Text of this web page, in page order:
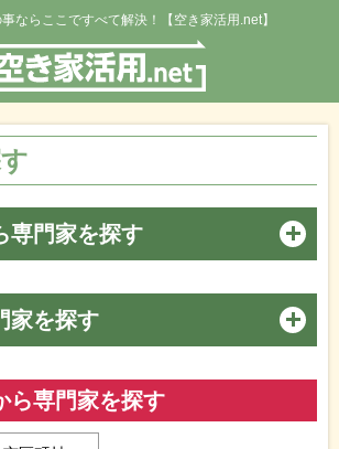
ならここですべて解決！【空き家活用.net】
専門家を探す
家を探す
ら専門家を探す